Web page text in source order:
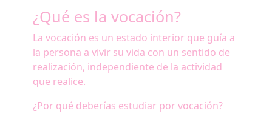
¿Qué es la vocación?
La vocación es un estado interior que guía a
la persona a vivir su vida con un sentido de
realización, independiente de la actividad
que realice.
¿Por qué deberías estudiar por vocación?